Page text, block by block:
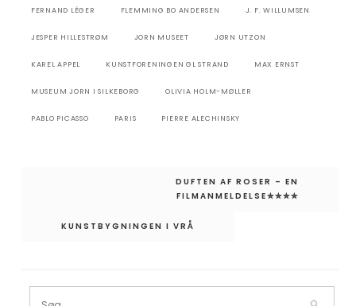
FERNAND LÉGER FLEMMING BO ANDERSEN J. F. WILLUMSEN
JESPER HILLESTRØM JORN MUSEET JØRN UTZON
KAREL APPEL KUNSTFORENINGEN GL STRAND MAX ERNST
MUSEUM JORN I SILKEBORG OLIVIA HOLM-MØLLER
PABLO PICASSO PARIS PIERRE ALECHINSKY
DUFTEN AF ROSER – EN
FILMANMELDELSE✮✮✮✮
KUNSTBYGNINGEN I VRÅ